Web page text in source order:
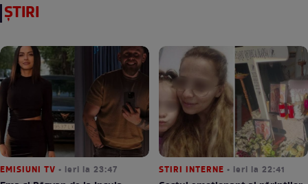
ȘTIRI
EMISIUNI TV • ieri la 23:47 STIRI INTERNE • ieri la 22:41